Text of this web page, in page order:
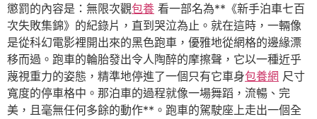
懲罰的內容是：無限次觀包養 看一部名為**《新手泊車七百
次失敗集錦》的紀錄片，直到哭泣為止。就在這時，一輛像
是從科幻電影裡開出來的黑色跑車，優雅地從網格的邊緣漂
移而過。跑車的輪胎發出令人陶醉的摩擦聲，它以一種近乎
蔑視重力的姿態，精準地停進了一個只有它車身包養網 尺寸
寬度的停車格中。那泊車的過程就像一場舞蹈，流暢、完
美，且毫無任何多餘的動作**。跑車的駕駛座上走出一個全